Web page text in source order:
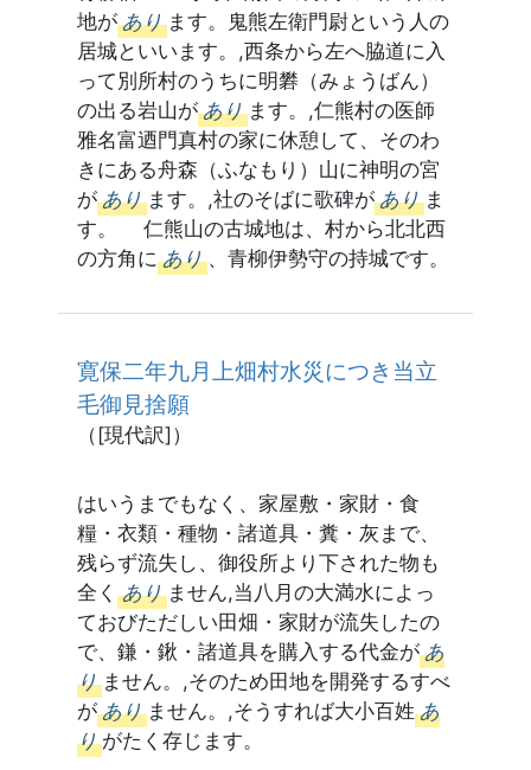
地が あり ます。鬼熊左衛門尉という人の
居城といいます。,西条から左へ脇道に入
って別所村のうちに明礬（みょうばん）
の出る岩山が あり ます。,仁熊村の医師
雅名富迺門真村の家に休憩して、そのわ
きにある舟森（ふなもり）山に神明の宮
が あり ます。,社のそばに歌碑が あり ま
す。 仁熊山の古城地は、村から北北西
の方角に あり 、青柳伊勢守の持城です。
寛保二年九月上畑村水災につき当立
毛御見捨願
（[現代訳]）
はいうまでもなく、家屋敷・家財・食
糧・衣類・種物・諸道具・糞・灰まで、
残らず流失し、御役所より下された物も
全く あり ません,当八月の大満水によっ
ておびただしい田畑・家財が流失したの
で、鎌・鍬・諸道具を購入する代金が あ
り ません。,そのため田地を開発するすべ
が あり ません。,そうすれば大小百姓 あ
り がたく存じます。